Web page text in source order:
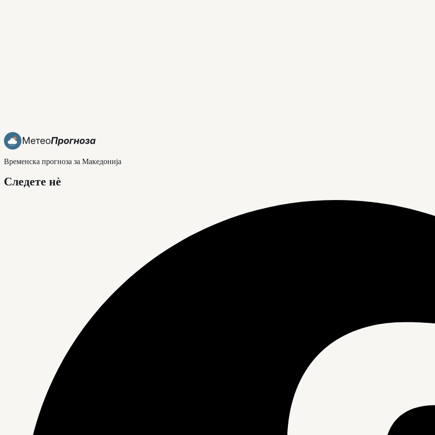
Временска прогноза за Македонија
Следете нè